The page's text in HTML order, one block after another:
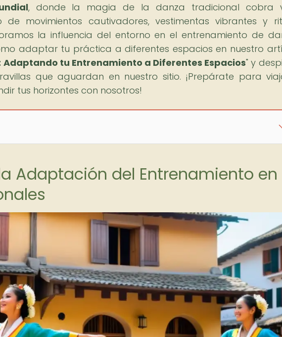
, donde la magia de la danza tradicional cobra
movimientos cautivadores, vestimentas vibrantes y
la influencia del entorno en el entrenamiento de
adaptar tu práctica a diferentes espacios en nuestro
Adaptando tu Entrenamiento a Diferentes Espacios" y
que aguardan en nuestro sitio. ¡Prepárate para
tus horizontes con nosotros!
Adaptación del Entrenamiento en